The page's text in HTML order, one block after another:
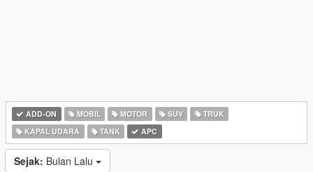
ADD-ON MOBIL MOTOR SUV
TRUK
KAPAL UDARA
TANK APC
Sejak: Bulan Lalu